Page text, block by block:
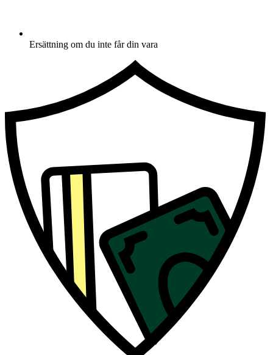
Ersättning om du inte får din vara